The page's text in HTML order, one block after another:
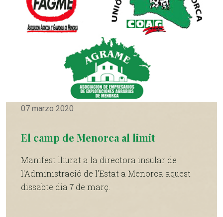
07 marzo 2020
El camp de Menorca al limit
Manifest lliurat a la directora insular de
l'Administració de l'Estat a Menorca aquest
dissabte dia 7 de març.